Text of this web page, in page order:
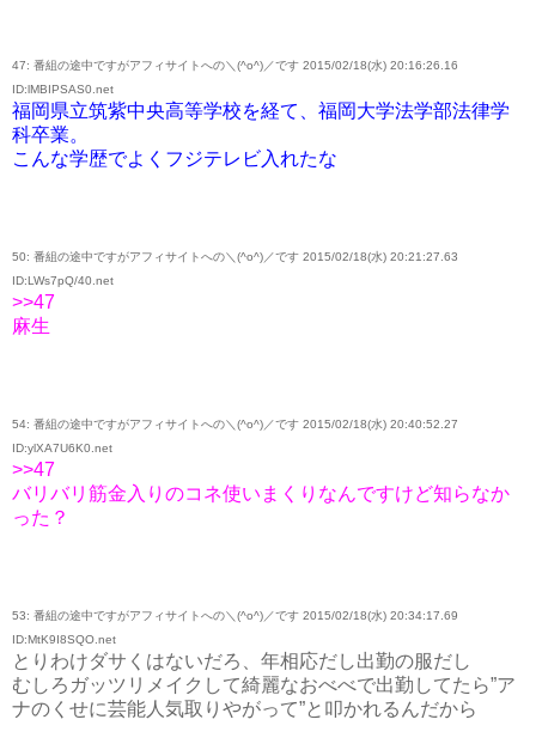
47: 番組の途中ですがアフィサイトへの＼(^o^)／です 2015/02/18(水) 20:16:26.16
ID:lMBIPSAS0.net
福岡県立筑紫中央高等学校を経て、福岡大学法学部法律学
科卒業。
こんな学歴でよくフジテレビ入れたな
50: 番組の途中ですがアフィサイトへの＼(^o^)／です 2015/02/18(水) 20:21:27.63
ID:LWs7pQ/40.net
>>47
麻生
54: 番組の途中ですがアフィサイトへの＼(^o^)／です 2015/02/18(水) 20:40:52.27
ID:ylXA7U6K0.net
>>47
バリバリ筋金入りのコネ使いまくりなんですけど知らなか
った？
53: 番組の途中ですがアフィサイトへの＼(^o^)／です 2015/02/18(水) 20:34:17.69
ID:MtK9I8SQO.net
とりわけダサくはないだろ、年相応だし出勤の服だし
むしろガッツリメイクして綺麗なおべべで出勤してたら”ア
ナのくせに芸能人気取りやがって”と叩かれるんだから